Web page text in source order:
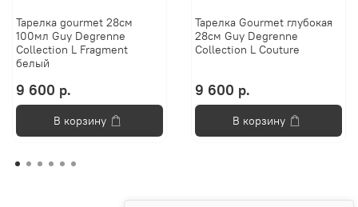
Тарелка gourmet 28см
100мл Guy Degrenne
Collection L Fragment
белый
9 600 р.
В корзину
Тарелка Gourmet глубокая
28см Guy Degrenne
Collection L Couture
9 600 р.
В корзину